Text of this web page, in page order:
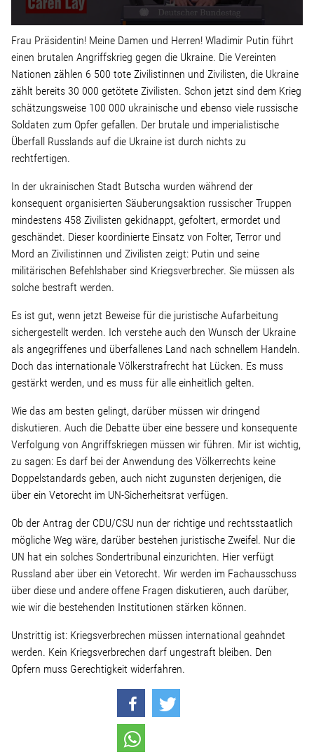
Linke Zukunftsdebatte
Sonstiges
Wahlkreis
Pressemitteilungen
Presse
Pressebilder
Service
Termine
Stellenangebot
Kontakt
Team
Transparenz
Über mich
Lebenslauf
Wohnopoly
Leseprobe
Frau Präsidentin! Meine Damen und Herren! Wladimir Putin führt
einen brutalen Angriffskrieg gegen die Ukraine. Die Vereinten
Nationen zählen 6 500 tote Zivilistinnen und Zivilisten, die Ukraine
zählt bereits 30 000 getötete Zivilisten. Schon jetzt sind dem Krieg
schätzungsweise 100 000 ukrainische und ebenso viele russische
Soldaten zum Opfer gefallen. Der brutale und imperialistische
Überfall Russlands auf die Ukraine ist durch nichts zu
rechtfertigen.
In der ukrainischen Stadt Butscha wurden während der
konsequent organisierten Säuberungsaktion russischer Truppen
mindestens 458 Zivilisten gekidnappt, gefoltert, ermordet und
geschändet. Dieser koordinierte Einsatz von Folter, Terror und
Mord an Zivilistinnen und Zivilisten zeigt: Putin und seine
militärischen Befehlshaber sind Kriegsverbrecher. Sie müssen als
solche bestraft werden.
Es ist gut, wenn jetzt Beweise für die juristische Aufarbeitung
sichergestellt werden. Ich verstehe auch den Wunsch der Ukraine
als angegriffenes und überfallenes Land nach schnellem Handeln.
Doch das internationale Völkerstrafrecht hat Lücken. Es muss
gestärkt werden, und es muss für alle einheitlich gelten.
Wie das am besten gelingt, darüber müssen wir dringend
diskutieren. Auch die Debatte über eine bessere und konsequente
Verfolgung von Angriffskriegen müssen wir führen. Mir ist wichtig,
zu sagen: Es darf bei der Anwendung des Völkerrechts keine
Doppelstandards geben, auch nicht zugunsten derjenigen, die
über ein Vetorecht im UN-Sicherheitsrat verfügen.
Ob der Antrag der CDU/CSU nun der richtige und rechtsstaatlich
mögliche Weg wäre, darüber bestehen juristische Zweifel. Nur die
UN hat ein solches Sondertribunal einzurichten. Hier verfügt
Russland aber über ein Vetorecht. Wir werden im Fachausschuss
über diese und andere offene Fragen diskutieren, auch darüber,
wie wir die bestehenden Institutionen stärken können.
Unstrittig ist: Kriegsverbrechen müssen international geahndet
werden. Kein Kriegsverbrechen darf ungestraft bleiben. Den
Opfern muss Gerechtigkeit widerfahren.